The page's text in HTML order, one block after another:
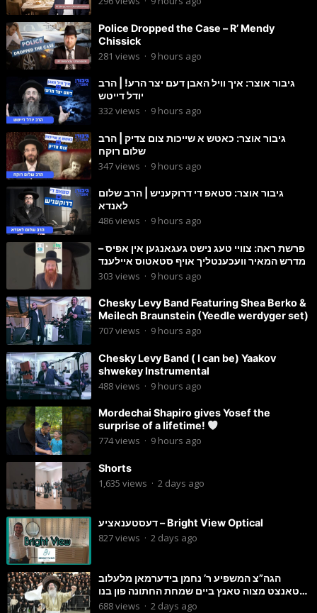
Police Dropped the Case – R’ Mendy
Chissick
281 views · 9 hours ago
גיבור אוצר: איך וויל האבן דעם יצר הרע! | הרב
יודל דייטש
332views · 9 hours ago
גיבור אוצר: כאטש א שייכות צום צדיק | הרב
שלום רוקח
347views · 9 hours ago
גיבור אוצר: סטאפ די דרוקעניש | הרב שלום
לאנדא
486views · 9 hours ago
פרשת ראה: צוויי טעג נישט געגאנגען אין אפיס –
מדרש המאיר וועכענטליך אויף סטאטוס איילענד
303 views · 9 hours ago
Chesky Levy Band Featuring Shea Berko &
Meilech Braunstein (Yeedle werdyger set)
707views · 9 hours ago
Chesky Levy Band ( I can be) Yaakov
shwekey Instrumental
488views · 9 hours ago
Mordechai Shapiro gives Yosef the
surprise of a lifetime!
774views · 9 hours ago
Shorts
1,635 views · 2 days ago
דעסטענאציע – Bright View Optical
827views · 2 days ago
הגה”צ המשפיע ר’ נחמן בידערמאן מלעלוב
טאנצט מצוה טאנץ ביים שמחת החתונה פון בנו
החתן
688views · 2 days ago